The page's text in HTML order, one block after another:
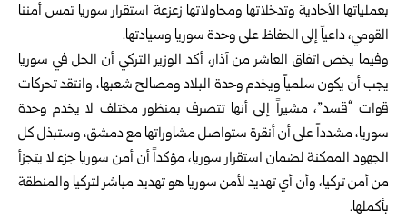
بعملياتها الأحادية وتدخلاتها ومحاولاتها زعزعة استقرار سوريا تمس أمننا
القومي، داعياً إلى الحفاظ على وحدة سوريا وسيادتها.
وفيما يخص اتفاق العاشر من آذار، أكد الوزير التركي أن الحل في سوريا
يجب أن يكون سلمياً ويخدم وحدة البلاد ومصالح شعبها، وانتقد تحركات
قوات “قسد”، مشيراً إلى أنها تتصرف بمنظور مختلف لا يخدم وحدة
سوريا، مشدداً على أن أنقرة ستواصل مشاوراتها مع دمشق، وستبذل كل
الجهود الممكنة لضمان استقرار سوريا، مؤكداً أن أمن سوريا جزء لا يتجزأ
من أمن تركيا، وأن أي تهديد لأمن سوريا هو تهديد مباشر لتركيا والمنطقة
بأكملها.